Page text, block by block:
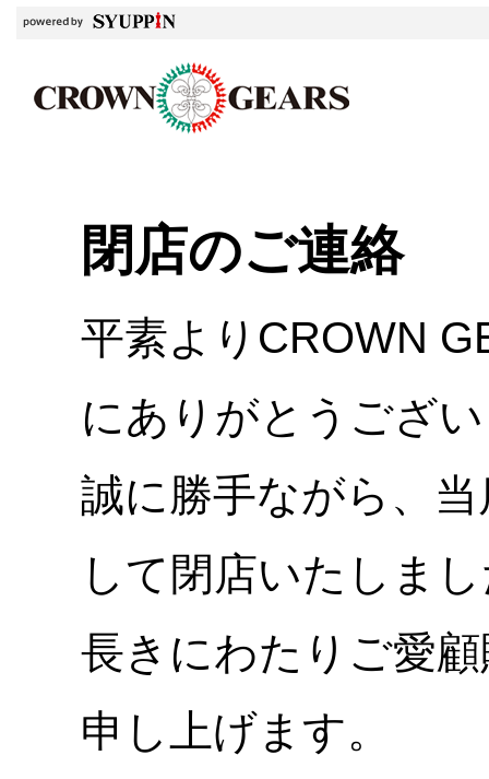
閉店のご連絡
平素よりCROWN
にありがとうござ
誠に勝手ながら、
して閉店いたしま
長きにわたりご愛
申し上げます。